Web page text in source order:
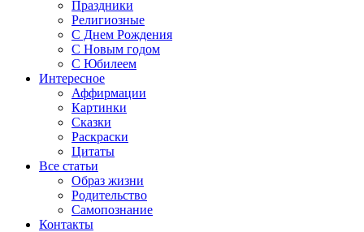
Праздники
Религиозные
С Днем Рождения
С Новым годом
С Юбилеем
Интересное
Аффирмации
Картинки
Сказки
Раскраски
Цитаты
Все статьи
Образ жизни
Родительство
Самопознание
Контакты